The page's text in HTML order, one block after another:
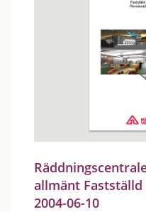
allmänt Fastställd
2004-06-10